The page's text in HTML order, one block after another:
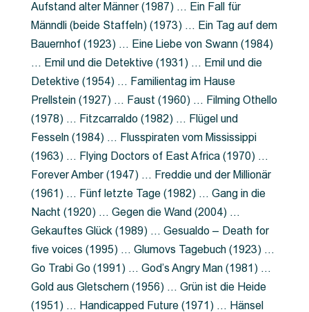
Aufstand alter Männer (1987) … Ein Fall für
Männdli (beide Staffeln) (1973) … Ein Tag auf dem
Bauernhof (1923) … Eine Liebe von Swann (1984)
… Emil und die Detektive (1931) … Emil und die
Detektive (1954) … Familientag im Hause
Prellstein (1927) … Faust (1960) … Filming Othello
(1978) … Fitzcarraldo (1982) … Flügel und
Fesseln (1984) … Flusspiraten vom Mississippi
(1963) … Flying Doctors of East Africa (1970) …
Forever Amber (1947) … Freddie und der Millionär
(1961) … Fünf letzte Tage (1982) … Gang in die
Nacht (1920) … Gegen die Wand (2004) …
Gekauftes Glück (1989) … Gesualdo – Death for
five voices (1995) … Glumovs Tagebuch (1923) …
Go Trabi Go (1991) … God’s Angry Man (1981) …
Gold aus Gletschern (1956) … Grün ist die Heide
(1951) … Handicapped Future (1971) … Hänsel